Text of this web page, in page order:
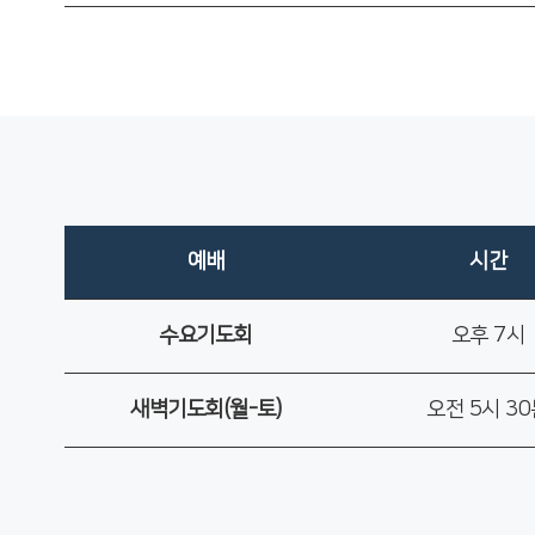
예배 시간
수요기도회 오후 7시
새벽기도회(월-토) 오전 5시 30